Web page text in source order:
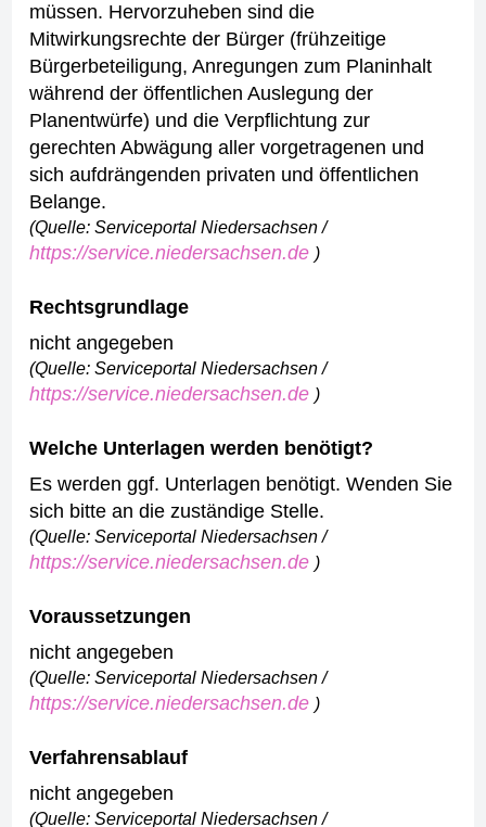
müssen. Hervorzuheben sind die
Mitwirkungsrechte der Bürger (frühzeitige
Bürgerbeteiligung, Anregungen zum Planinhalt
während der öffentlichen Auslegung der
Planentwürfe) und die Verpflichtung zur
gerechten Abwägung aller vorgetragenen und
sich aufdrängenden privaten und öffentlichen
Belange.
(Quelle: Serviceportal Niedersachsen /
https://service.niedersachsen.de )
Rechtsgrundlage
nicht angegeben
(Quelle: Serviceportal Niedersachsen /
https://service.niedersachsen.de )
Welche Unterlagen werden benötigt?
Es werden ggf. Unterlagen benötigt. Wenden Sie
sich bitte an die zuständige Stelle.
(Quelle: Serviceportal Niedersachsen /
https://service.niedersachsen.de )
Voraussetzungen
nicht angegeben
(Quelle: Serviceportal Niedersachsen /
https://service.niedersachsen.de )
Verfahrensablauf
nicht angegeben
(Quelle: Serviceportal Niedersachsen /